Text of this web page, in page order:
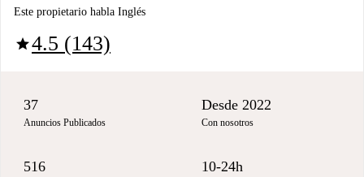
Este propietario habla Inglés
star4.5 (143)
37
Anuncios Publicados
Desde 2022
Con nosotros
516 10-24h